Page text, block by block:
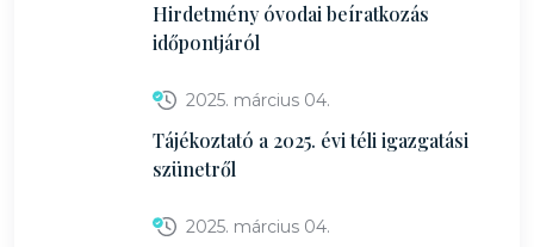
Hirdetmény óvodai beíratkozás
időpontjáról
2025. március 04.
Tájékoztató a 2025. évi téli igazgatási
szünetről
2025. március 04.